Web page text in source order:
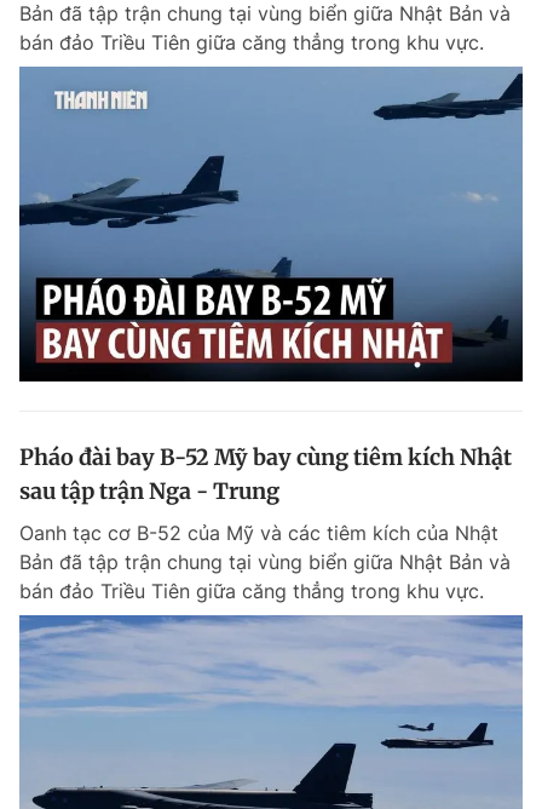
Bản đã tập trận chung tại vùng biển giữa Nhật Bản và
bán đảo Triều Tiên giữa căng thẳng trong khu vực.
Pháo đài bay B-52 Mỹ bay cùng tiêm kích Nhật
sau tập trận Nga - Trung
Oanh tạc cơ B-52 của Mỹ và các tiêm kích của Nhật
Bản đã tập trận chung tại vùng biển giữa Nhật Bản và
bán đảo Triều Tiên giữa căng thẳng trong khu vực.